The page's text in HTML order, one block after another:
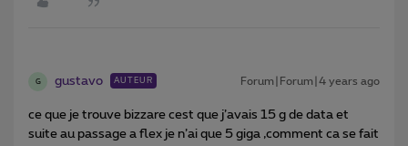
G gustavo AUTEUR Forum|Forum|4 years ago
ce que je trouve bizzare cest que j’avais 15 g de data et
suite au passage a flex je n’ai que 5 giga ,comment ca se fait